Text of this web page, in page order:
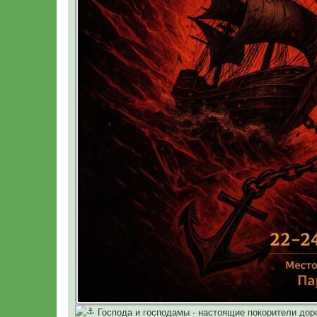
Господа и господамы - настоящие покорители